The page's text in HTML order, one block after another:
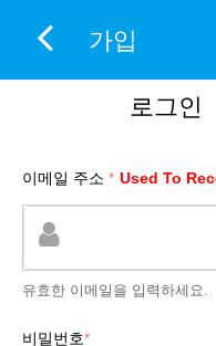
가입
로그인
이메일 주소 * Used To
유효한 이메일을 입력하세요.
비밀번호*